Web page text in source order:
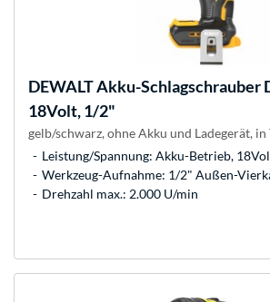
DEWALTAkku-Schlagschrauber
18Volt, 1/2"
gelb/schwarz, ohne Akku und Ladegerät, in
Leistung/Spannung: Akku-Betrieb,
Werkzeug-Aufnahme: 1/2" Außen-
Drehzahl max.: 2.000 U/min